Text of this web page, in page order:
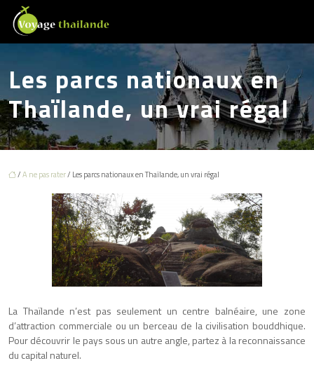
Les parcs nationaux en
Thaïlande, un vrai régal
/A ne pas rater/ Les parcs nationaux en Thaïlande, un vrai régal
La Thaïlande n’est pas seulement un centre balnéaire, une zone
d’attraction commerciale ou un berceau de la civilisation bouddhique.
Pour découvrir le pays sous un autre angle, partez à la reconnaissance
du capital naturel.